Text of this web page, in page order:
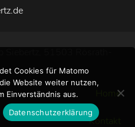
Home
Kontakt
Cookies für Matomo
Website weiter nutzen,
Einverständnis aus.
Datenschutzerklärung